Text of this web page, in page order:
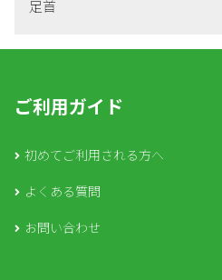
足首
ご利用ガイド
初めてご利用される方へ
よくある質問
お問い合わせ